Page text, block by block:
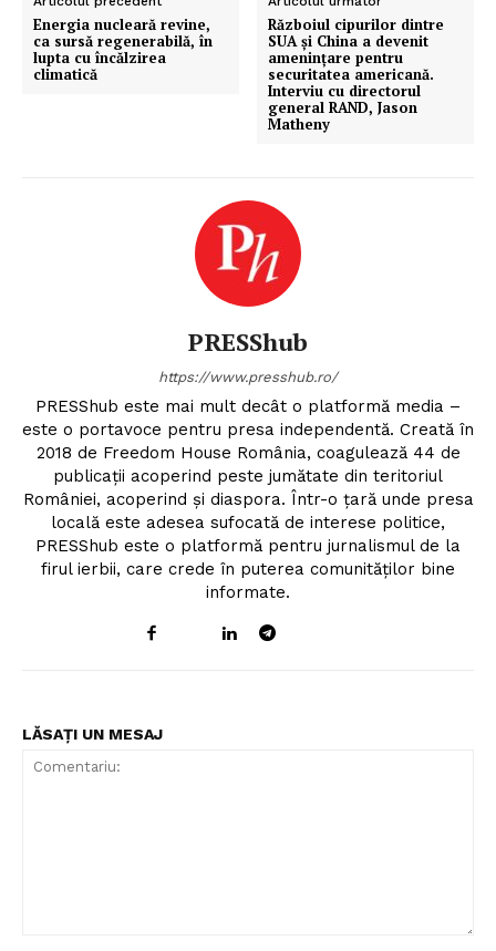
Energia nucleară revine,
ca sursă regenerabilă, în
lupta cu încălzirea
climatică
Războiul cipurilor dintre
SUA și China a devenit
amenințare pentru
securitatea americană.
Interviu cu directorul
general RAND, Jason
Matheny
PRESShub
https://www.presshub.ro/
PRESShub este mai mult decât o platformă media –
este o portavoce pentru presa independentă. Creată în
2018 de Freedom House România, coagulează 44 de
publicații acoperind peste jumătate din teritoriul
României, acoperind și diaspora. Într-o țară unde presa
locală este adesea sufocată de interese politice,
PRESShub este o platformă pentru jurnalismul de la
firul ierbii, care crede în puterea comunităților bine
informate.
LĂSAȚI UN MESAJ